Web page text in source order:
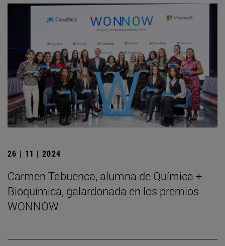
26 | 11 | 2024
Carmen Tabuenca, alumna de Química +
Bioquímica, galardonada en los premios
WONNOW